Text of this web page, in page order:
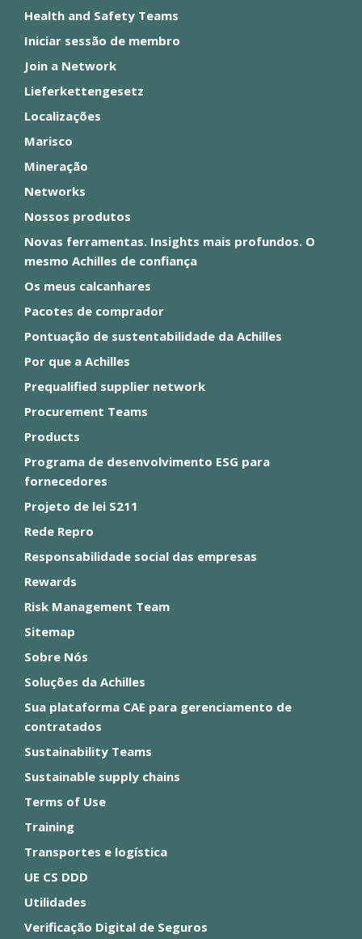
Health and Safety Teams
Iniciar sessão de membro
Join a Network
Lieferkettengesetz
Localizações
Marisco
Mineração
Networks
Nossos produtos
Novas ferramentas. Insights mais profundos. O
mesmo Achilles de confiança
Os meus calcanhares
Pacotes de comprador
Pontuação de sustentabilidade da Achilles
Por que a Achilles
Prequalified supplier network
Procurement Teams
Products
Programa de desenvolvimento ESG para
fornecedores
Projeto de lei S211
Rede Repro
Responsabilidade social das empresas
Rewards
Risk Management Team
Sitemap
Sobre Nós
Soluções da Achilles
Sua plataforma CAE para gerenciamento de
contratados
Sustainability Teams
Sustainable supply chains
Terms of Use
Training
Transportes e logística
UE CS DDD
Utilidades
Verificação Digital de Seguros